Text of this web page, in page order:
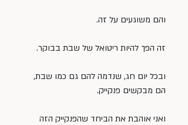
והם משוגעים על זה.
זה הפך להיות ריטואל של שבת בבוקר.
ובכל יום חג, שנדמה להם גם כמו שבת,
הם מבקשים פנקייק.
ואני אוהבת את הביחד שהפנקייק הזה